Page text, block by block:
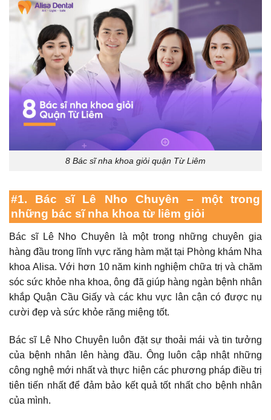
8 Bác sĩ nha khoa giỏi quận Từ Liêm
#1. Bác sĩ Lê Nho Chuyên – một trong
những bác sĩ nha khoa từ liêm giỏi
Bác sĩ Lê Nho Chuyên là một trong những chuyên gia
hàng đầu trong lĩnh vực răng hàm mặt tại Phòng khám Nha
khoa Alisa. Với hơn 10 năm kinh nghiệm chữa trị và chăm
sóc sức khỏe nha khoa, ông đã giúp hàng ngàn bệnh nhân
khắp Quận Cầu Giấy và các khu vực lân cận có được nụ
cười đẹp và sức khỏe răng miệng tốt.
Bác sĩ Lê Nho Chuyên luôn đặt sự thoải mái và tin tưởng
của bệnh nhân lên hàng đầu. Ông luôn cập nhật những
công nghệ mới nhất và thực hiện các phương pháp điều trị
tiên tiến nhất để đảm bảo kết quả tốt nhất cho bệnh nhân
của mình.